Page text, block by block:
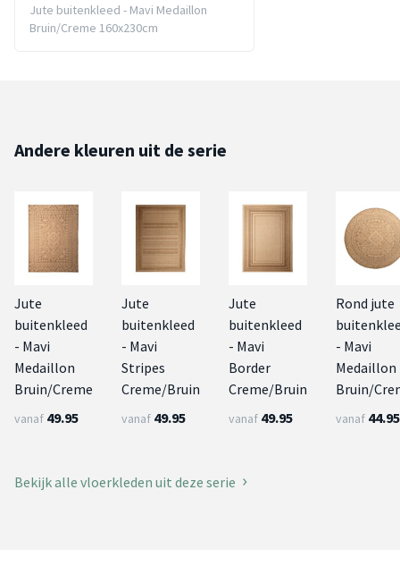
Jute buitenkleed - Mavi Medaillon
Bruin/Creme 160x230cm
Andere kleuren uit de serie
Jute
buitenkleed
- Mavi
Medaillon
Bruin/Creme
vanaf 49.95
Jute
buitenkleed
- Mavi
Stripes
Creme/Bruin
vanaf 49.95
Jute
buitenkleed
- Mavi
Border
Creme/Bruin
vanaf 49.95
Rond jute
- Mavi
Medaillon
Bruin/
vanaf 44.95
Bekijk alle vloerkleden uit deze serie